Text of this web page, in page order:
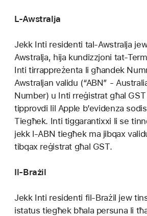
L-Awstralja
Jekk Inti residenti tal-Awstralja
Awstralja, hija kundizzjoni tat-
Inti tirrappreżenta li għandek
Awstraljan validu (“ABN” -
Number) u Inti rreġistrat għal
tipprovdi lil Apple b’evidenza
Tiegħek. Inti tiggarantixxi li se
jekk l-ABN tiegħek ma jibqax
tibqax reġistrat għal GST.
Il-Brażil
Jekk Inti residenti fil-Brażil jew
istatus tiegħek bħala persuna li